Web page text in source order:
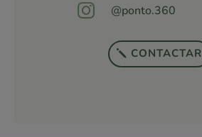
 @ponto.360
CONTACTAR